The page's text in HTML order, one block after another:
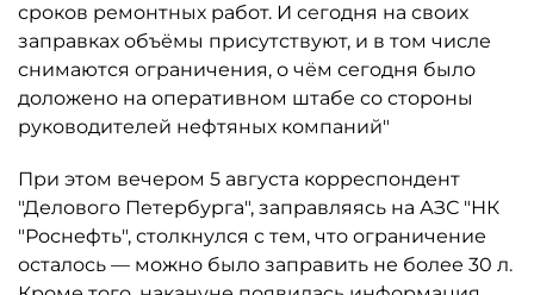
сроков ремонтных работ. И сегодня на своих
заправках объёмы присутствуют, и в том числе
снимаются ограничения, о чём сегодня было
доложено на оперативном штабе со стороны
руководителей нефтяных компаний"
При этом вечером 5 августа корреспондент
"Делового Петербурга", заправляясь на АЗС "НК
"Роснефть", столкнулся с тем, что ограничение
осталось ­— можно было заправить не более 30 л.